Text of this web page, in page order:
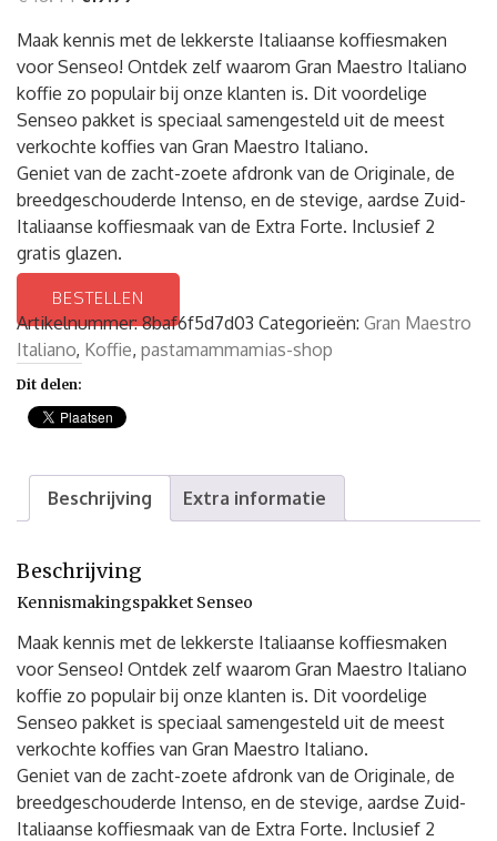
Maak kennis met de lekkerste Italiaanse koffiesmaken
voor Senseo! Ontdek zelf waarom Gran Maestro Italiano
koffie zo populair bij onze klanten is. Dit voordelige
Senseo pakket is speciaal samengesteld uit de meest
verkochte koffies van Gran Maestro Italiano.
Geniet van de zacht-zoete afdronk van de Originale, de
breedgeschouderde Intenso, en de stevige, aardse Zuid-
Italiaanse koffiesmaak van de Extra Forte. Inclusief 2
gratis glazen.
BESTELLEN
Artikelnummer:8baf6f5d7d03 Categorieën: Gran Maestro
Italiano, Koffie, pastamammamias-shop
Dit delen:
Beschrijving Extra informatie
Beschrijving
Kennismakingspakket Senseo
Maak kennis met de lekkerste Italiaanse koffiesmaken
voor Senseo! Ontdek zelf waarom Gran Maestro Italiano
koffie zo populair bij onze klanten is. Dit voordelige
Senseo pakket is speciaal samengesteld uit de meest
verkochte koffies van Gran Maestro Italiano.
Geniet van de zacht-zoete afdronk van de Originale, de
breedgeschouderde Intenso, en de stevige, aardse Zuid-
Italiaanse koffiesmaak van de Extra Forte. Inclusief 2